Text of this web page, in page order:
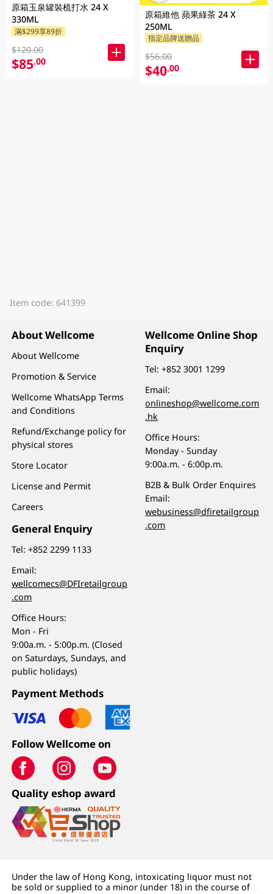
原箱玉泉罐裝梳打水 24 X
330ML
滿$299享89折
$120.00
$85.00
原箱維他 蘋果綠茶 24 X
250ML
指定品牌送贈品
$56.00
$40.00
Item code: 641399
About Wellcome
About Wellcome
Promotion & Service
Wellcome WhatsApp Terms
and Conditions
Refund/Exchange policy for
physical stores
Store Locator
License and Permit
Careers
General Enquiry
Tel:+852 2299 1133
Email:
wellcomecs@DFIretailgroup
.com
Office Hours:
Mon - Fri
9:00a.m. - 5:00p.m. (Closed
on Saturdays, Sundays, and
public holidays)
Wellcome Online Shop
Enquiry
Tel:+852 3001 1299
Email:
onlineshop@wellcome.com
.hk
Office Hours:
Monday - Sunday
9:00a.m. - 6:00p.m.
B2B & Bulk Order Enquires
Email:
webusiness@dfiretailgroup
.com
Payment Methods
Follow Wellcome on
Quality eshop award
Under the law of Hong Kong, intoxicating liquor must not
be sold or supplied to a minor (under 18) in the course of